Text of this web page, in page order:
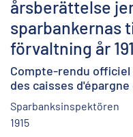
årsberättelse
sparbankernas
förvaltning år
Compte-rendu
des caisses d'épargne
Sparbanksinspektören
1915